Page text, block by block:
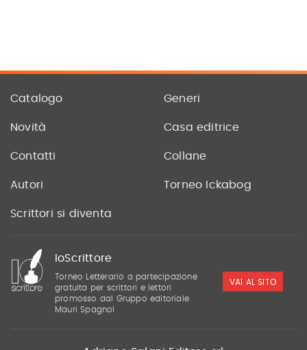
Catalogo Generi
Novità Casa editrice
Contatti Collane
Autori Torneo Ickabog
Scrittori si diventa
IoScrittore
Torneo Letterario a partecipazione
gratuita per scrittori e lettori
promosso dal Gruppo editoriale
Mauri Spagnol
VAI AL SITO